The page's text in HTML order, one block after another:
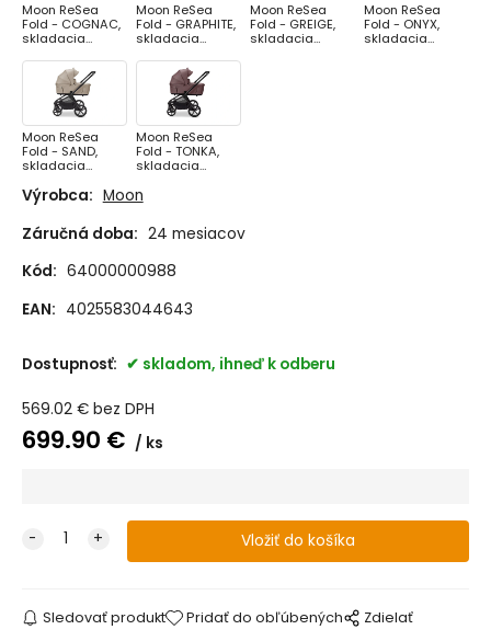
Moon ReSea
Fold - COGNAC,
skladacia
Moon ReSea
Fold - GRAPHITE,
skladacia
Moon ReSea
Fold - GREIGE,
skladacia
Moon ReSea
Fold - ONYX,
skladacia
Moon ReSea
Fold - SAND,
skladacia
Moon ReSea
Fold - TONKA,
skladacia
Výrobca: Moon
Záručná doba: 24 mesiacov
Kód: 64000000988
EAN: 4025583044643
Dostupnosť: skladom, ihneď k odberu
569.02€ bez DPH
699.90 € ks
Sledovať produkt Pridať do obľúbených Zdielať